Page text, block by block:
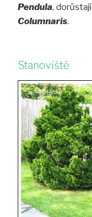
Pendula,
Columnaris.
Stanoviště